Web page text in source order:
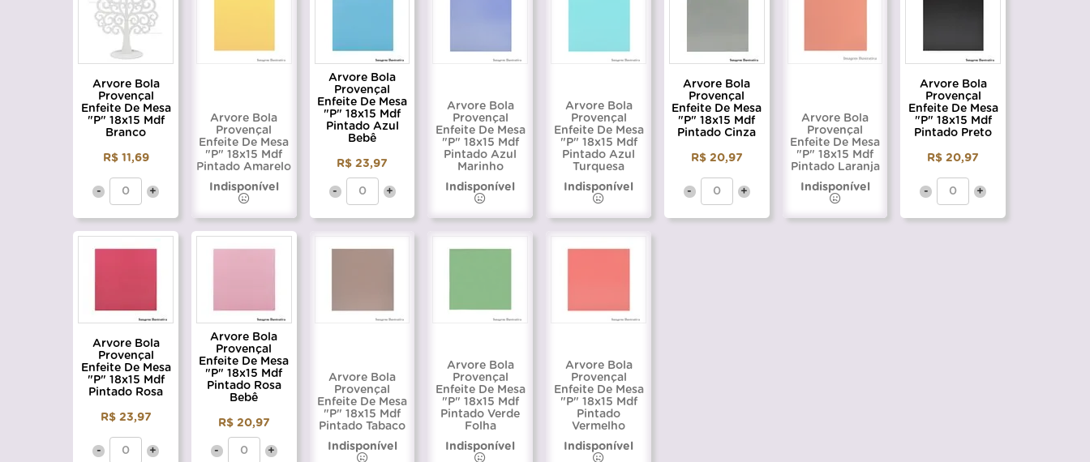
Arvore Bola
Provençal
Enfeite De Mesa
"P" 18x15 Mdf
Branco
R$ 11,69
- +
Arvore Bola
Provençal
Enfeite De Mesa
"P" 18x15 Mdf
Pintado Amarelo
Indisponível
Arvore Bola
Provençal
Enfeite De Mesa
"P" 18x15 Mdf
Pintado Azul
Bebê
R$ 23,97
- +
Arvore Bola
Provençal
Enfeite De Mesa
"P" 18x15 Mdf
Pintado Azul
Marinho
Indisponível
Arvore Bola
Provençal
Enfeite De Mesa
"P" 18x15 Mdf
Pintado Azul
Turquesa
Indisponível
Arvore Bola
Provençal
Enfeite De Mesa
"P" 18x15 Mdf
Pintado Cinza
R$ 20,97
- +
Arvore Bola
Provençal
Enfeite De Mesa
"P" 18x15 Mdf
Pintado Laranja
Indisponível
Arvore Bola
Provençal
Enfeite De Mesa
"P" 18x15 Mdf
Pintado Preto
R$ 20,97
- +
Arvore Bola
Provençal
Enfeite De Mesa
"P" 18x15 Mdf
Pintado Rosa
R$ 23,97
- +
Arvore Bola
Provençal
Enfeite De Mesa
"P" 18x15 Mdf
Pintado Rosa
Bebê
R$ 20,97
- +
Arvore Bola
Provençal
Enfeite De Mesa
"P" 18x15 Mdf
Pintado Tabaco
Indisponível
Arvore Bola
Provençal
Enfeite De Mesa
"P" 18x15 Mdf
Pintado Verde
Folha
Indisponível
Arvore Bola
Provençal
Enfeite De Mesa
"P" 18x15 Mdf
Pintado
Vermelho
Indisponível